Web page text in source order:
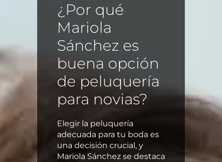
¿Por qué
Mariola
Sánchez es
buena opción
de peluquería
para novias?
Elegir la peluquería
adecuada para tu boda es
una decisión crucial, y
Mariola Sánchez se destaca